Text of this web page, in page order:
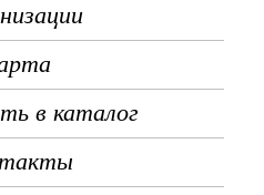
в каталог